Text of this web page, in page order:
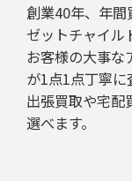
創業40年、年
ゼットチャイル
お客様の大事な
が1点1点丁寧に
出張買取や宅配
選べます。